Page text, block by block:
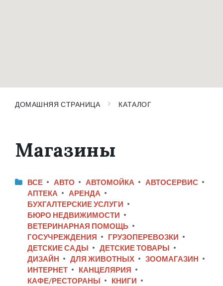
ДОМАШНЯЯ СТРАНИЦА КАТАЛОГ
Магазины
ВСЕ АВТО АВТОМОЙКА
АВТОСЕРВИС
АПТЕКА
АРЕНДА
БУХГАЛТЕРСКИЕ УСЛУГИ
БЮРО НЕДВИЖИМОСТИ
ВЕТЕРИНАРНАЯ ПОМОЩЬ
ГОСУЧРЕЖДЕНИЯ
ГРУЗОПЕРЕВОЗКИ
ДЕТСКИЕ САДЫ
ДЕТСКИЕ ТОВАРЫ
ДИЗАЙН
ДЛЯ ЖИВОТНЫХ
ЗООМАГАЗИН
ИНТЕРНЕТ
КАНЦЕЛЯРИЯ
КАФЕ/РЕСТОРАНЫ
КНИГИ